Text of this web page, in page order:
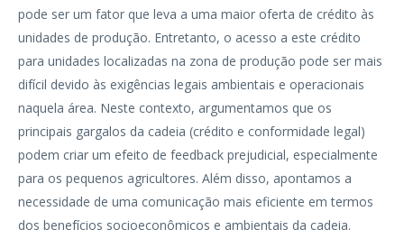
pode ser um fator que leva a uma maior oferta de crédito às
unidades de produção. Entretanto, o acesso a este crédito
para unidades localizadas na zona de produção pode ser mais
difícil devido às exigências legais ambientais e operacionais
naquela área. Neste contexto, argumentamos que os
principais gargalos da cadeia (crédito e conformidade legal)
podem criar um efeito de feedback prejudicial, especialmente
para os pequenos agricultores. Além disso, apontamos a
necessidade de uma comunicação mais eficiente em termos
dos benefícios socioeconômicos e ambientais da cadeia.